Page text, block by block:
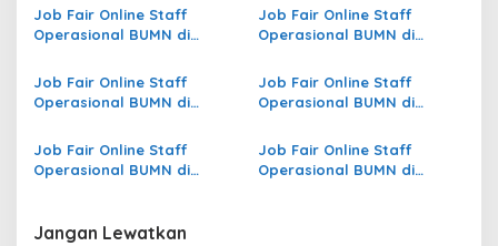
p
o
s
Kab. Kampar
Kab. Pidie Jaya
Job Fair Online Staff
Operasional BUMN di
Pusat, Kota Bandar
Lampung
Job Fair Online Staff
Operasional BUMN di
Muna
Job Fair Online Staff
Operasional BUMN di
Panjang, Kab. Bogor
Job Fair Online Staff
Operasional BUMN di
Kab. Tabanan
Job Fair Online Staff
Operasional BUMN di
Job Fair Online Staff
Operasional BUMN di
Jangan Lewatkan